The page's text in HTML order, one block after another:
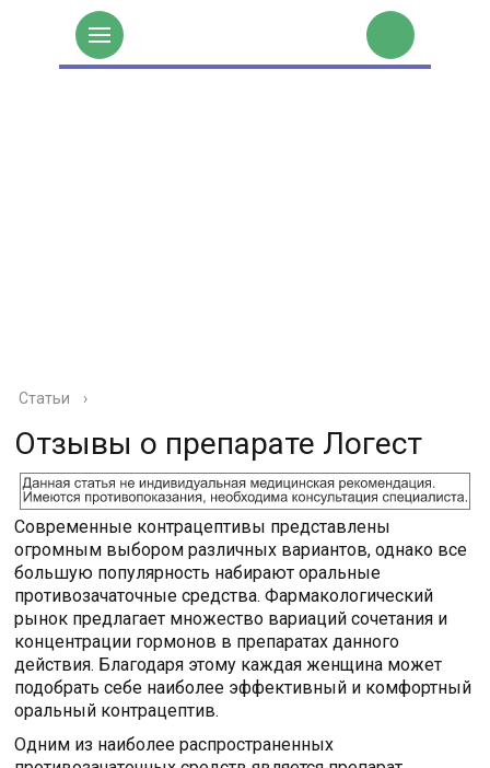
Статьи ›
Отзывы о препарате Логест
Современные контрацептивы представлены
огромным выбором различных вариантов, однако все
большую популярность набирают оральные
противозачаточные средства. Фармакологический
рынок предлагает множество вариаций сочетания и
концентрации гормонов в препаратах данного
действия. Благодаря этому каждая женщина может
подобрать себе наиболее эффективный и комфортный
оральный контрацептив.
Одним из наиболее распространенных